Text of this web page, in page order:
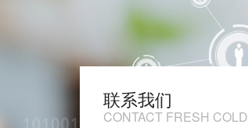
联系我们
CONTACT FRESH COLD